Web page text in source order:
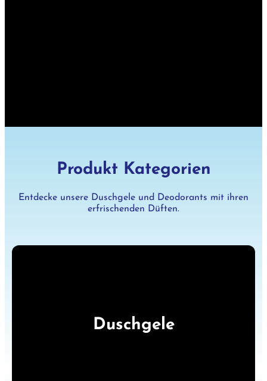
Produkt Kategorien
Entdecke unsere Duschgele und Deodorants mit ihren
erfrischenden Düften.
Duschgele